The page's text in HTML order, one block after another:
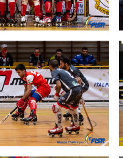
Mappa del sito